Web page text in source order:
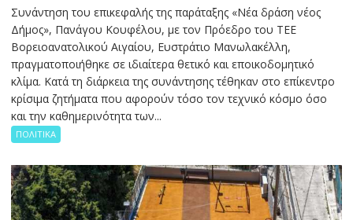
Συνάντηση του επικεφαλής της παράταξης «Νέα δράση νέος
Δήμος», Πανάγου Κουφέλου, με τον Πρόεδρο του ΤΕΕ
Βορειοανατολικού Αιγαίου, Ευστράτιο Μανωλακέλλη,
πραγματοποιήθηκε σε ιδιαίτερα θετικό και εποικοδομητικό
κλίμα. Κατά τη διάρκεια της συνάντησης τέθηκαν στο επίκεντρο
κρίσιμα ζητήματα που αφορούν τόσο τον τεχνικό κόσμο όσο
και την καθημερινότητα των...
ΠΟΛΙΤΙΚΑ